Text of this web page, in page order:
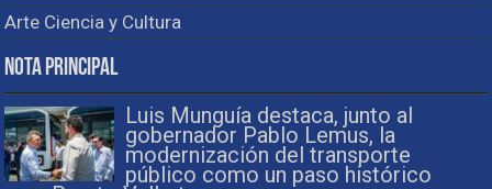
Arte Ciencia y Cultura
Nota Principal
Luis Munguía destaca, junto al
gobernador Pablo Lemus, la
modernización del transporte
público como un paso histórico